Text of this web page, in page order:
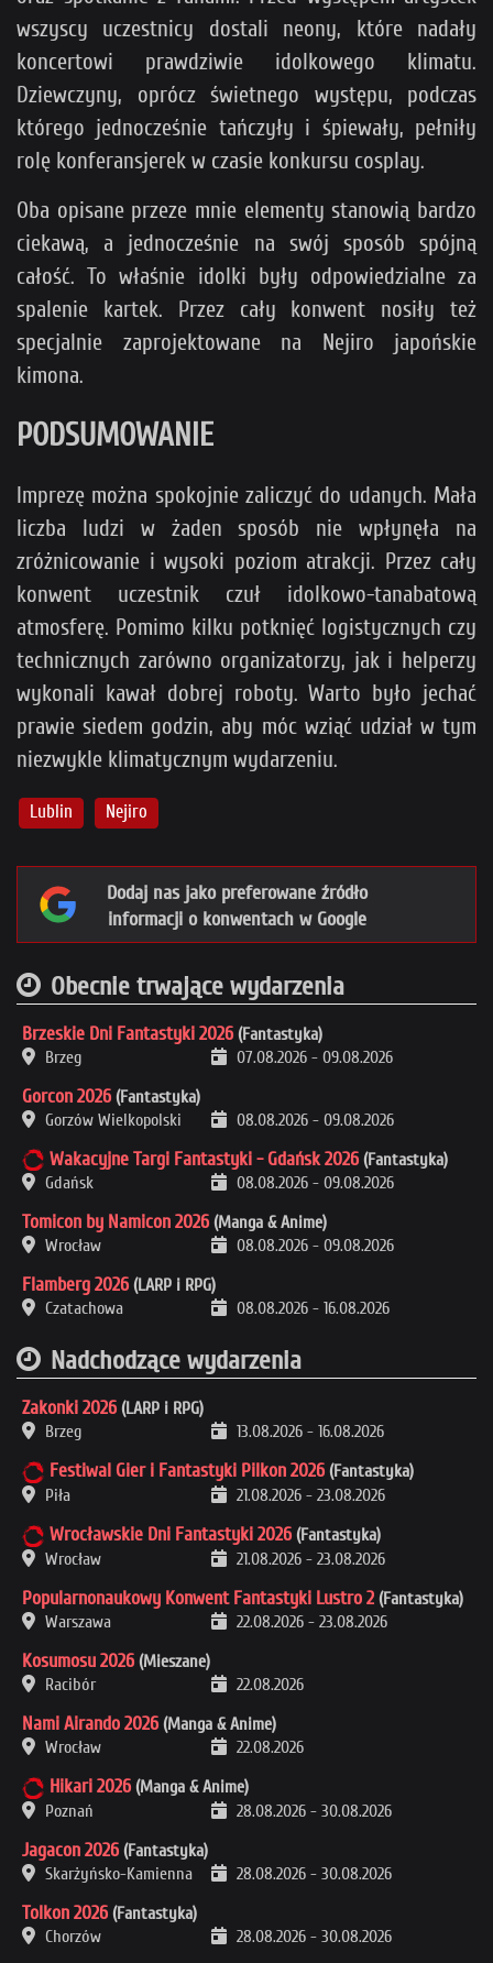
wszyscy uczestnicy dostali neony, które nadały
koncertowi prawdziwie idolkowego klimatu.
Dziewczyny, oprócz świetnego występu, podczas
którego jednocześnie tańczyły i śpiewały, pełniły
rolę konferansjerek w czasie konkursu cosplay.
Oba opisane przeze mnie elementy stanowią bardzo
ciekawą, a jednocześnie na swój sposób spójną
całość. To właśnie idolki były odpowiedzialne za
spalenie kartek. Przez cały konwent nosiły też
specjalnie zaprojektowane na Nejiro japońskie
kimona.
PODSUMOWANIE
Imprezę można spokojnie zaliczyć do udanych. Mała
liczba ludzi w żaden sposób nie wpłynęła na
zróżnicowanie i wysoki poziom atrakcji. Przez cały
konwent uczestnik czuł idolkowo-tanabatową
atmosferę. Pomimo kilku potknięć logistycznych czy
technicznych zarówno organizatorzy, jak i helperzy
wykonali kawał dobrej roboty. Warto było jechać
prawie siedem godzin, aby móc wziąć udział w tym
niezwykle klimatycznym wydarzeniu.
Lublin Nejiro
Dodaj nas jako preferowane źródło
informacji o konwentach w Google
Obecnie trwające wydarzenia
Brzeskie Dni Fantastyki 2026 (Fantastyka)
Brzeg
07.08.2026 - 09.08.2026
Gorcon 2026 (Fantastyka)
Gorzów Wielkopolski
08.08.2026 - 09.08.2026
Wakacyjne Targi Fantastyki - Gdańsk 2026 (Fantastyka)
Gdańsk
08.08.2026 - 09.08.2026
Tomicon by Namicon 2026 (Manga & Anime)
Wrocław
08.08.2026 - 09.08.2026
Flamberg 2026 (LARP i RPG)
Czatachowa
08.08.2026 - 16.08.2026
Nadchodzące wydarzenia
Zakonki 2026 (LARP i RPG)
Brzeg
13.08.2026 - 16.08.2026
Festiwal Gier i Fantastyki Pilkon 2026 (Fantastyka)
Piła
21.08.2026 - 23.08.2026
Wrocławskie Dni Fantastyki 2026 (Fantastyka)
Wrocław
21.08.2026 - 23.08.2026
Popularnonaukowy Konwent Fantastyki Lustro 2 (Fantastyka)
Warszawa
22.08.2026 - 23.08.2026
Kosumosu 2026 (Mieszane)
Racibór
22.08.2026
Nami Airando 2026 (Manga & Anime)
Wrocław
22.08.2026
Hikari 2026 (Manga & Anime)
Poznań
28.08.2026 - 30.08.2026
Jagacon 2026 (Fantastyka)
Skarżyńsko-Kamienna
28.08.2026 - 30.08.2026
Tolkon 2026 (Fantastyka)
Chorzów
28.08.2026 - 30.08.2026